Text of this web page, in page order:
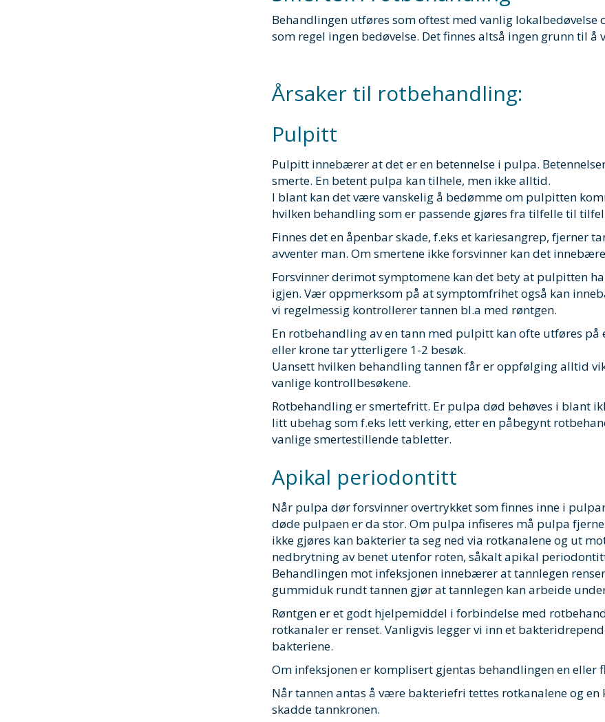
Behandlingen utføres som oftest med vanlig
som regel ingen bedøvelse. Det finnes altså ingen grunn til
Årsaker til rotbehandling:
Pulpitt
Pulpitt innebærer at det er en betennelse i pulpa.
smerte. En betent pulpa kan tilhele, men ikke alltid.
I blant kan det være vanskelig å bedømme om pulpitten
hvilken behandling som er passende gjøres fra tilfelle til
Finnes det en åpenbar skade, f.eks et kariesangrep, fjerner
avventer man. Om smertene ikke forsvinner kan det
Forsvinner derimot symptomene kan det bety at pulpitten
igjen. Vær oppmerksom på at symptomfrihet også kan
vi regelmessig kontrollerer tannen bl.a med røntgen.
En rotbehandling av en tann med pulpitt kan ofte utføres
eller krone tar ytterligere 1-2 besøk.
Uansett hvilken behandling tannen får er oppfølging alltid
vanlige kontrollbesøkene.
Rotbehandling er smertefritt. Er pulpa død behøves i blant
litt ubehag som f.eks lett verking, etter en påbegynt
vanlige smertestillende tabletter.
Apikal periodontitt
Når pulpa dør forsvinner overtrykket som finnes inne i
døde pulpaen er da stor. Om pulpa infiseres må pulpa
ikke gjøres kan bakterier ta seg ned via rotkanalene og ut
nedbrytning av benet utenfor roten, såkalt apikal
Behandlingen mot infeksjonen innebærer at tannlegen
gummiduk rundt tannen gjør at tannlegen kan arbeide
Røntgen er et godt hjelpemiddel i forbindelse med
rotkanaler er renset. Vanligvis legger vi inn et
bakteriene.
Om infeksjonen er komplisert gjentas behandlingen en eller
Når tannen antas å være bakteriefri tettes rotkanalene og
skadde tannkronen.